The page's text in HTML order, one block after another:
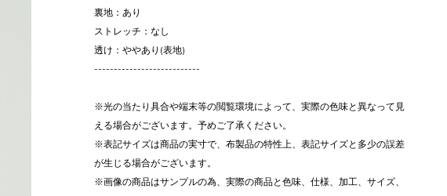
裏地：あり
ストレッチ：なし
透け：ややあり(表地)
---------------------------
※光の当たり具合や端末等の閲覧環境によって、実際の色味と異なって見
える場合がございます。予めご了承ください。
※表記サイズは商品の実寸で、布製品の特性上、表記サイズと多少の誤差
が生じる場合がございます。
※画像の商品はサンプルの為、実際の商品と色味、仕様、加工、サイズ、